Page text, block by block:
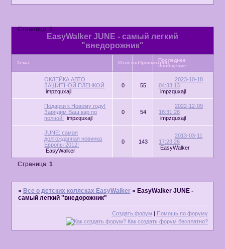
EasyWalker JUNE - самый легкий
"внедорожник"
Страница:1
Тема ОтветовПросмотровПоследнее
сообщение
ОКЛЕЙКА АВТО
ЗАЩИТНОЙ ПЛЕНКОЙ
impzquxajl
0 55
2023-10-18
04:33:13
impzquxajl
Подарки к Новому году!
Зарядим Ваш кар по
полной!
impzquxajl
0 54
2022-12-09
18:31:28
impzquxajl
JUNE: самая
долгожданная новинка
Европы 2012!
EasyWalker
0 143
2013-03-11
17:23:26
EasyWalker
Страница: 1
» Все о детских колясках EasyWalker » EasyWalker JUNE -
самый легкий "внедорожник"
Создать форум Помощь по форуму